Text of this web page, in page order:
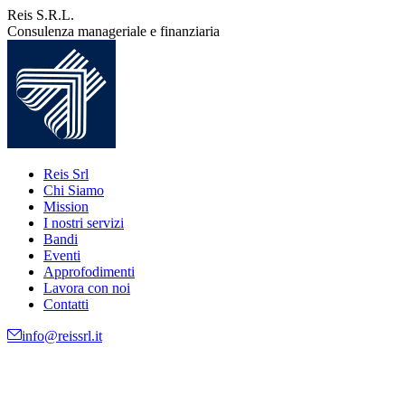
Vai
ai
Reis S.R.L.
Consulenza manageriale e finanziaria
Reis Srl
Chi Siamo
Mission
I nostri servizi
Bandi
Eventi
Approfodimenti
Lavora con noi
Contatti
info@reissrl.it